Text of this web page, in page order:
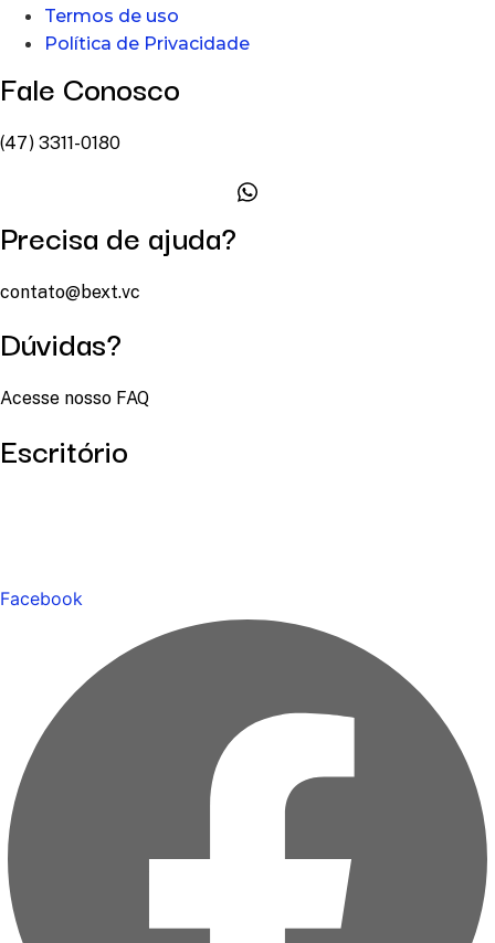
Termos de uso
Política de Privacidade
Fale Conosco
(47) 3311-0180
Precisa de ajuda?
contato@bext.vc
Dúvidas?
Acesse nosso FAQ
Escritório
Facebook